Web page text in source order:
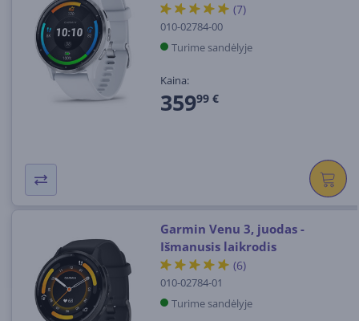
(7)
010-02784-00
Turime sandėlyje
Kaina:
35999 €
Garmin Venu 3, juodas -
Išmanusis laikrodis
(6)
010-02784-01
Turime sandėlyje